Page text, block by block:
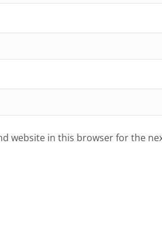
website in this browser for the